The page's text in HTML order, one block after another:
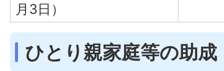
月3日）
ひとり親家庭等の助成